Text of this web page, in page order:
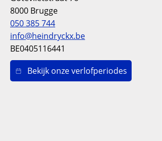
8000 Brugge
050 385 744
info@heindryckx.be
BE0405116441
Bekijk onze verlofperiodes